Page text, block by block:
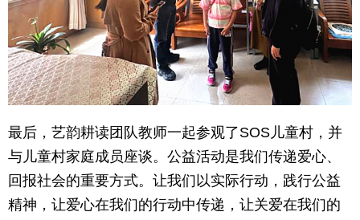
最后，艺韵耕读团队教师一起参观了SOS儿童村，并
与儿童村家庭成员座谈。公益活动是我们传递爱心、
回报社会的重要方式。让我们以实际行动，践行公益
精神，让爱心在我们的行动中传递，让关爱在我们的